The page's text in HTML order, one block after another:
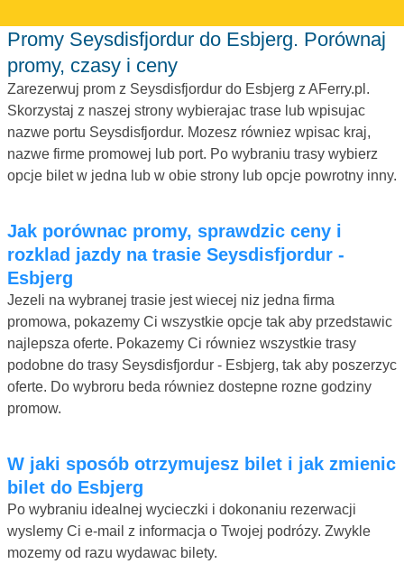
Promy Seysdisfjordur do Esbjerg. Porównaj
promy, czasy i ceny
Zarezerwuj prom z Seysdisfjordur do Esbjerg z AFerry.pl.
Skorzystaj z naszej strony wybierajac trase lub wpisujac
nazwe portu Seysdisfjordur. Mozesz równiez wpisac kraj,
nazwe firme promowej lub port. Po wybraniu trasy wybierz
opcje bilet w jedna lub w obie strony lub opcje powrotny inny.
Jak porównac promy, sprawdzic ceny i
rozklad jazdy na trasie Seysdisfjordur -
Esbjerg
Jezeli na wybranej trasie jest wiecej niz jedna firma
promowa, pokazemy Ci wszystkie opcje tak aby przedstawic
najlepsza oferte. Pokazemy Ci równiez wszystkie trasy
podobne do trasy Seysdisfjordur - Esbjerg, tak aby poszerzyc
oferte. Do wybroru beda równiez dostepne rozne godziny
promow.
W jaki sposób otrzymujesz bilet i jak zmienic
bilet do Esbjerg
Po wybraniu idealnej wycieczki i dokonaniu rezerwacji
wyslemy Ci e-mail z informacja o Twojej podrózy. Zwykle
mozemy od razu wydawac bilety.